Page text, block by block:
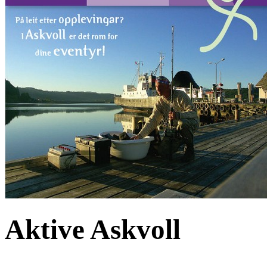
Aktive Askvoll